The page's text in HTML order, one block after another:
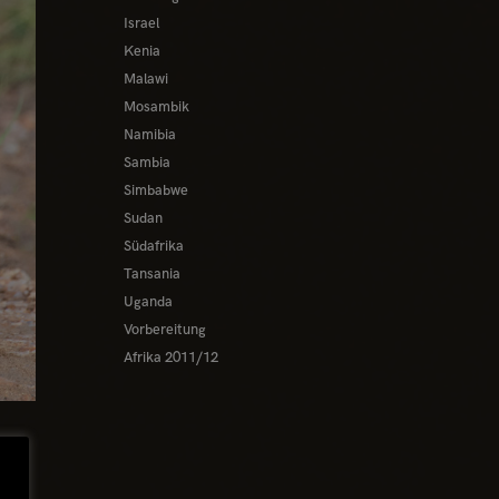
Israel
Kenia
Malawi
Mosambik
Namibia
Sambia
Simbabwe
Sudan
Südafrika
Tansania
Uganda
Vorbereitung
Afrika 2011/12